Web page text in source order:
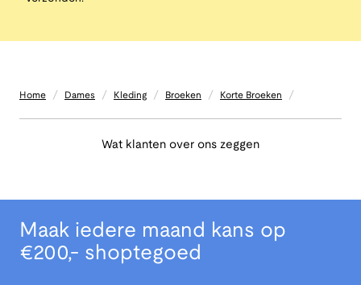
Home / Dames / Kleding / Broeken / Korte Broeken /
Wat klanten over ons zeggen
Maak iedere maand kans op
€200,- shoptegoed